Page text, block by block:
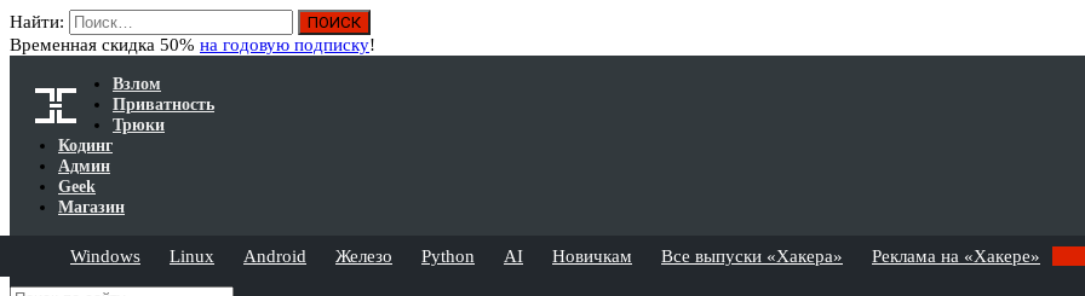
Найти:
Временная скидка 50% на годовую подписку!
Взлом
Приватность
Трюки
Кодинг
Админ
Geek
Магазин
Windows Linux Android Железо Python AI Новичкам Все выпуски «Хакера» Реклама на «Хакере»